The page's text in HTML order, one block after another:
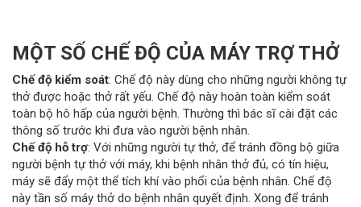
MỘT SỐ CHẾ ĐỘ CỦA MÁY TRỢ THỞ
Chế độ kiểm soát: Chế độ này dùng cho những người không tự
thở được hoặc thở rất yếu. Chế độ này hoàn toàn kiểm soát
toàn bộ hô hấp của người bệnh. Thường thì bác sĩ cài đặt các
thông số trước khi đưa vào người bệnh nhân.
Chế độ hỗ trợ: Với những người tự thở, để tránh đồng bộ giữa
người bệnh tự thở với máy, khi bệnh nhân thở đủ, có tín hiệu,
máy sẽ đẩy một thể tích khí vào phổi của bệnh nhân. Chế độ
này tần số máy thở do bệnh nhân quyết định. Xong để tránh